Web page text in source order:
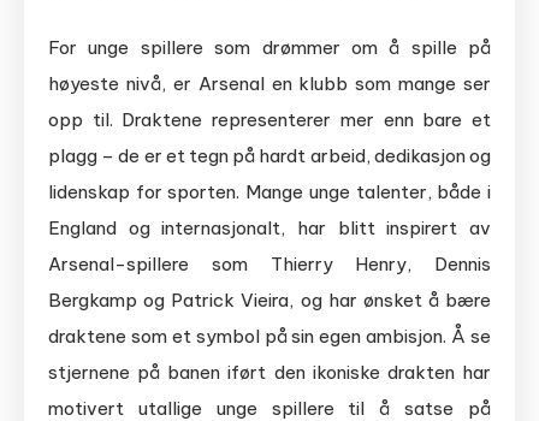
For unge spillere som drømmer om å spille på
høyeste nivå, er Arsenal en klubb som mange ser
opp til. Draktene representerer mer enn bare et
plagg – de er et tegn på hardt arbeid, dedikasjon og
lidenskap for sporten. Mange unge talenter, både i
England og internasjonalt, har blitt inspirert av
Arsenal-spillere som Thierry Henry, Dennis
Bergkamp og Patrick Vieira, og har ønsket å bære
draktene som et symbol på sin egen ambisjon. Å se
stjernene på banen iført den ikoniske drakten har
motivert utallige unge spillere til å satse på